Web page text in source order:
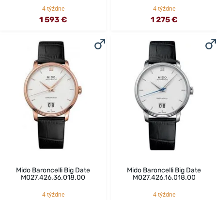
4 týždne
1 593 €
4 týždne
1 275 €
Mido Baroncelli Big Date
M027.426.36.018.00
4 týždne
Mido Baroncelli Big Date
M027.426.16.018.00
4 týždne